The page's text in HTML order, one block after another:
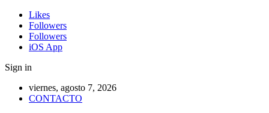
Likes
Followers
Followers
iOS App
Sign in
viernes, agosto 7, 2026
CONTACTO